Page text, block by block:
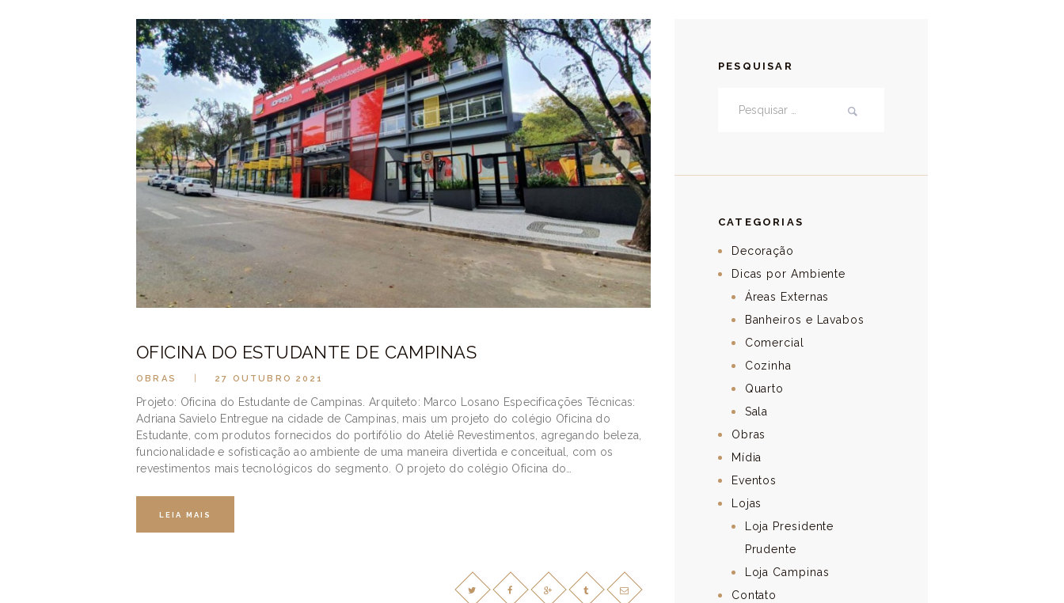
CONTATO
OFICINA DO ESTUDANTE DE CAMPINAS
OBRAS 27 OUTUBRO 2021
Projeto: Oficina do Estudante de Campinas. Arquiteto: Marco Losano Especificações Técnicas:
Adriana Savielo Entregue na cidade de Campinas, mais um projeto do colégio Oficina do
Estudante, com produtos fornecidos do portifólio do Ateliê Revestimentos, agregando beleza,
funcionalidade e sofisticação ao ambiente de uma maneira divertida e conceitual, com os
revestimentos mais tecnológicos do segmento. O projeto do colégio Oficina do…
LEIA MAIS
PESQUISAR
CATEGORIAS
Decoração
Dicas por Ambiente
Áreas Externas
Banheiros e Lavabos
Comercial
Cozinha
Quarto
Sala
Obras
Mídia
Eventos
Lojas
Loja Presidente
Prudente
Loja Campinas
Contato